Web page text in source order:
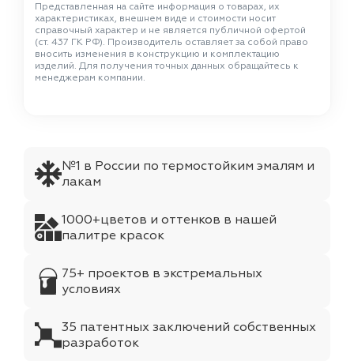
Представленная на сайте информация о товарах, их
характеристиках, внешнем виде и стоимости носит
справочный характер и не является публичной офертой
(ст. 437 ГК РФ). Производитель оставляет за собой право
вносить изменения в конструкцию и комплектацию
изделий. Для получения точных данных обращайтесь к
менеджерам компании.
№1 в России по термостойким эмалям и
лакам
1000+цветов и оттенков в нашей
палитре красок
75+ проектов в экстремальных
условиях
35 патентных заключений собственных
разработок